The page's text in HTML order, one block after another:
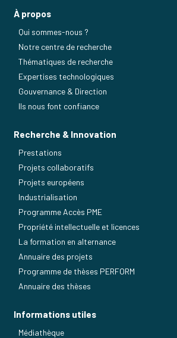
À propos
Qui sommes-nous ?
Notre centre de recherche
Thématiques de recherche
Expertises technologiques
Gouvernance & Direction
Ils nous font confiance
Recherche & Innovation
Prestations
Projets collaboratifs
Projets européens
Industrialisation
Programme Accès PME
Propriété intellectuelle et licences
La formation en alternance
Annuaire des projets
Programme de thèses PERFORM
Annuaire des thèses
Informations utiles
Médiathèque